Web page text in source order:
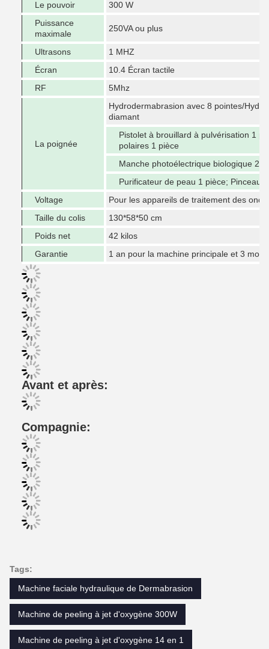
Le pouvoir
300 W
Puissance
maximale
250VA ou plus
Ultrasons
1 MHZ
Écran
10.4 Écran tactile
RF
5Mhz
La poignée
Hydrodermabrasion avec 8 pointes/
diamant
Pistolet à brouillard à pulvérisation 1
polaires 1 pièce
Manche photoélectrique biologique 2
Purificateur de peau 1 pièce; Pinceau
Voltage
Pour les appareils de traitement des
Taille du colis
130*58*50 cm
Poids net
42 kilos
Garantie
1 an pour la machine principale et 3
Avant et après:
Compagnie:
Tags:
Machine faciale hydraulique de Dermabrasion
Machine de peeling à jet d'oxygène 300W
Machine de peeling à jet d'oxygène 14 en 1